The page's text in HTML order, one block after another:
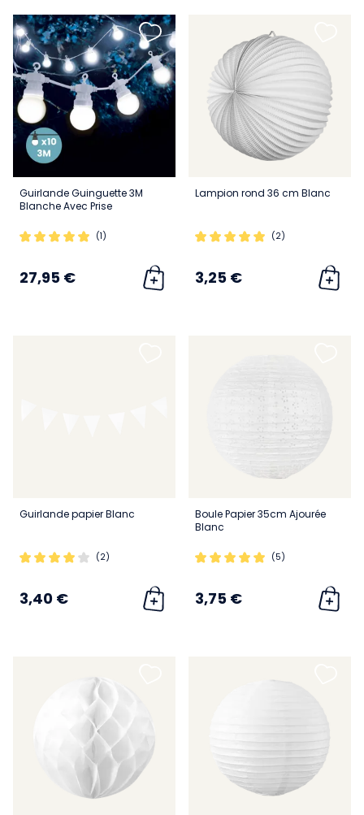
Guirlande Guinguette 3M
Blanche Avec Prise
(1)
27,95 €
Lampion rond 36 cm Blanc
(2)
3,25 €
Guirlande papier Blanc
(2)
3,40 €
Boule Papier 35cm Ajourée
Blanc
(5)
3,75 €